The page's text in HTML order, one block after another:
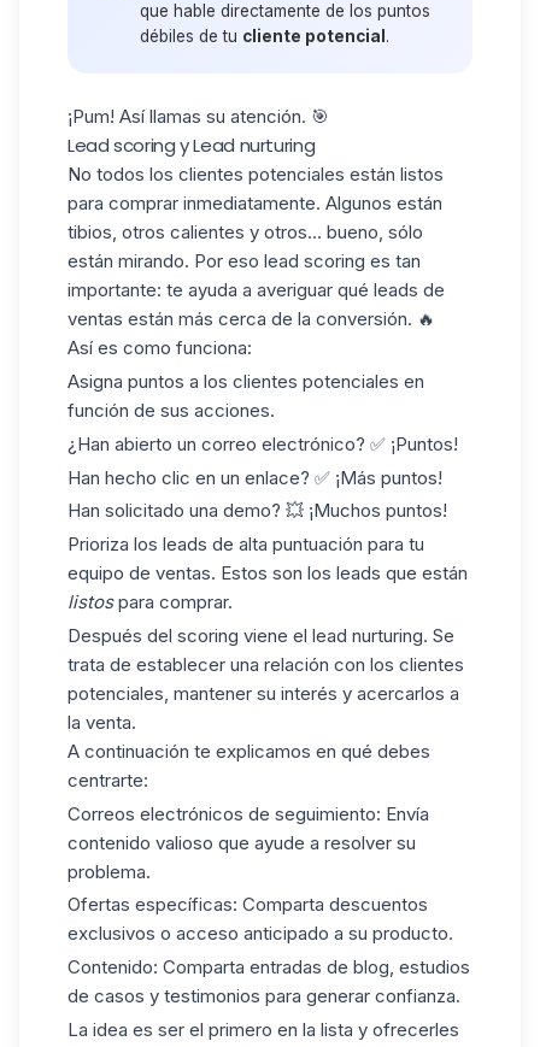
que hable directamente de los puntos
débiles de tu cliente potencial .
¡Pum! Así llamas su atención. 🎯
Lead scoring y Lead nurturing
No todos los clientes potenciales están listos
para comprar inmediatamente. Algunos están
tibios, otros calientes y otros... bueno, sólo
están mirando. Por eso lead scoring es tan
importante: te ayuda a averiguar qué leads de
ventas están más cerca de la conversión. 🔥
Así es como funciona:
Asigna puntos a los clientes potenciales en
función de sus acciones.
¿Han abierto un correo electrónico? ✅ ¡Puntos!
Han hecho clic en un enlace? ✅ ¡Más puntos!
Han solicitado una demo? 💥 ¡Muchos puntos!
Prioriza los leads de alta puntuación para tu
equipo de ventas. Estos son los leads que están
listospara comprar.
Después del scoring viene el lead nurturing. Se
trata de establecer una relación con los clientes
potenciales, mantener su interés y acercarlos a
la venta.
A continuación te explicamos en qué debes
centrarte:
Correos electrónicos de seguimiento: Envía
contenido valioso que ayude a resolver su
problema.
Ofertas específicas: Comparta descuentos
exclusivos o acceso anticipado a su producto.
Contenido: Comparta entradas de blog, estudios
de casos y testimonios para generar confianza.
La idea es ser el primero en la lista y ofrecerles